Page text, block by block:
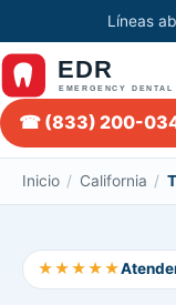
Líneas
☎ (833) 200-
Inicio / California /
★★★★★